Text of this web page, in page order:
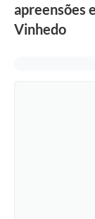
Inclusão e
apreensões
Vinhedo